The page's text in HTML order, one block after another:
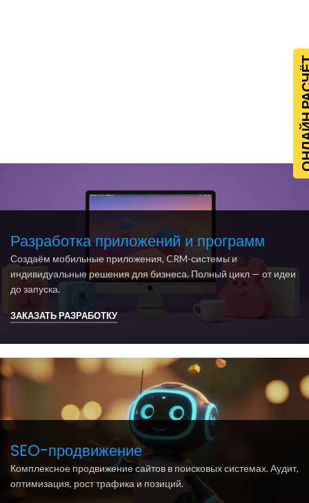
Разработка приложений и программ
Создаём мобильные приложения, CRM-системы и
индивидуальные решения для бизнеса. Полный цикл — от идеи
до запуска.
ЗАКАЗАТЬ РАЗРАБОТКУ
SEO-продвижение
Комплексное продвижение сайтов в поисковых системах. Аудит,
оптимизация, рост трафика и позиций.